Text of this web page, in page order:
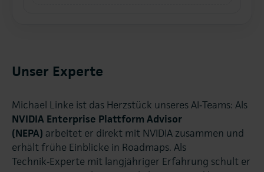
Unser Experte
Michael Linke ist das Herzstück unseres AI‑Teams: Als
NVIDIA Enterprise Plattform Advisor
(NEPA) arbeitet er direkt mit NVIDIA zusammen und
erhält frühe Einblicke in Roadmaps. Als
Technik‑Experte mit langjähriger Erfahrung schult er